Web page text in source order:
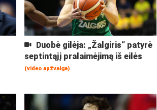
Duobė gilėja: „Žalgiris“ patyrė
septintąjį pralaimėjimą iš eilės
(video apžvalga)